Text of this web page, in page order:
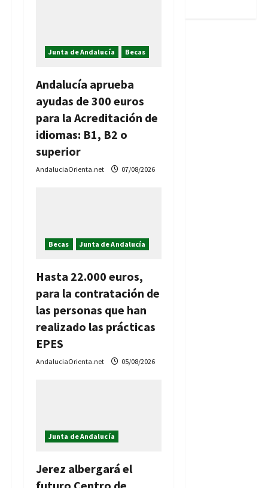
e
n
t
r
Junta de Andalucía Becas
Andalucía aprueba
ayudas de 300 euros
para la Acreditación de
idiomas: B1, B2 o
superior
AndaluciaOrienta.net 07/08/2026
Becas Junta de Andalucía
Hasta 22.000 euros,
para la contratación de
las personas que han
realizado las prácticas
EPES
AndaluciaOrienta.net 05/08/2026
Junta de Andalucía
Jerez albergará el